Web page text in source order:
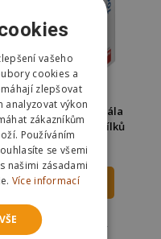
Dino Puzzle Katedrála
Notre-Dame 1000 dílků
253 Kč 350 Kč
DO KOŠÍKU
Odešleme
pozítří
vašeho
cookies a
zlepšovat
analyzovat výkon
zákazníkům
Používáním
se všemi
našimi zásadami
Více informací